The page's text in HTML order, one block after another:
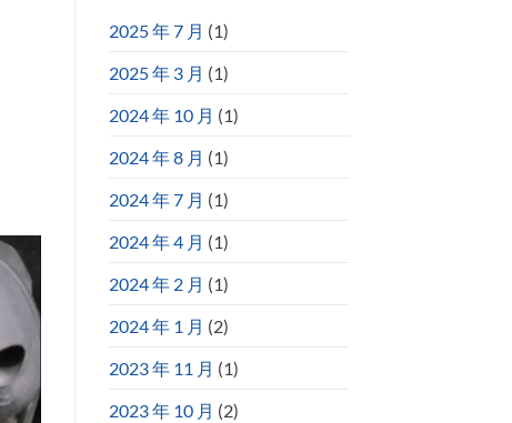
2025 年 7 月 (1)
2025 年 3 月 (1)
2024 年 10 月 (1)
2024 年 8 月 (1)
2024 年 7 月 (1)
2024 年 4 月 (1)
2024 年 2 月 (1)
2024 年 1 月 (2)
2023 年 11 月 (1)
2023 年 10 月 (2)